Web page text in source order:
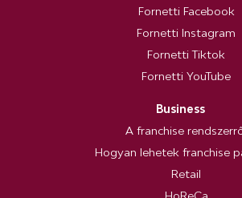
Fornetti Facebook
Fornetti Instagram
Fornetti Tiktok
Fornetti YouTube
Business
A franchise
Hogyan lehetek franchise
Retail